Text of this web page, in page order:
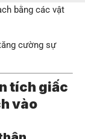
bằng các vật
cường sự
tích giấc
vào